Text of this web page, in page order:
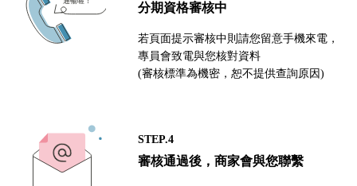
分期資格審核中
若頁面提示審核中則請您留意手機來電，
專員會致電與您核對資料
(審核標準為機密，恕不提供查詢原因)
STEP.4
審核通過後，商家會與您聯繫